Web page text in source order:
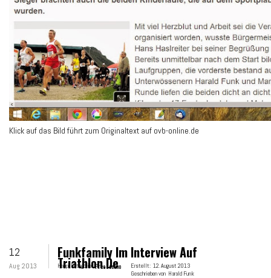
Klick auf das Bild führt zum Originaltext auf ovb-online.de
12
Aug 2013
Funkfamily Im Interview Auf
Triathlon.de
Hauptkategorie: Presseecho Erstellt: 12. August 2013
Geschrieben von Harald Funk